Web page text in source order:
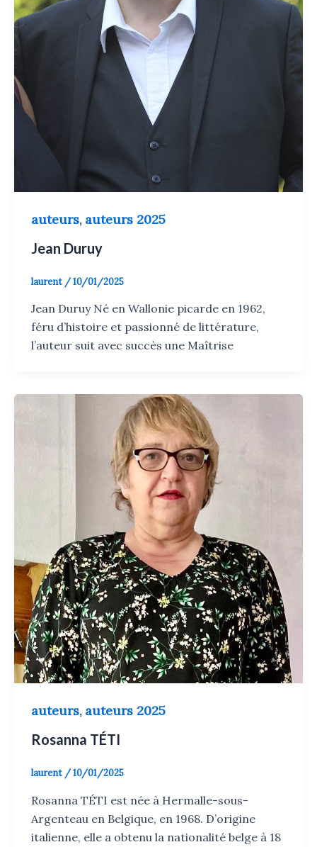
auteurs, auteurs 2025
Jean Duruy
laurent /10/01/2025
Jean Duruy Né en Wallonie picarde en 1962,
féru d’histoire et passionné de littérature,
l’auteur suit avec succès une Maîtrise
auteurs, auteurs 2025
Rosanna TÉTI
laurent /10/01/2025
Rosanna TÉTI est née à Hermalle-sous-
Argenteau en Belgique, en 1968. D’origine
italienne, elle a obtenu la nationalité belge à 18